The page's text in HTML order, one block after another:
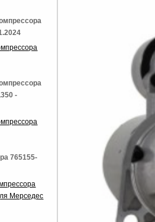
-
765155-
Мерседес